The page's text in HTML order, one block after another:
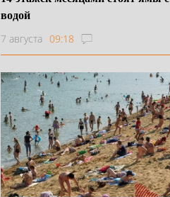
водой
7 августа 09:18